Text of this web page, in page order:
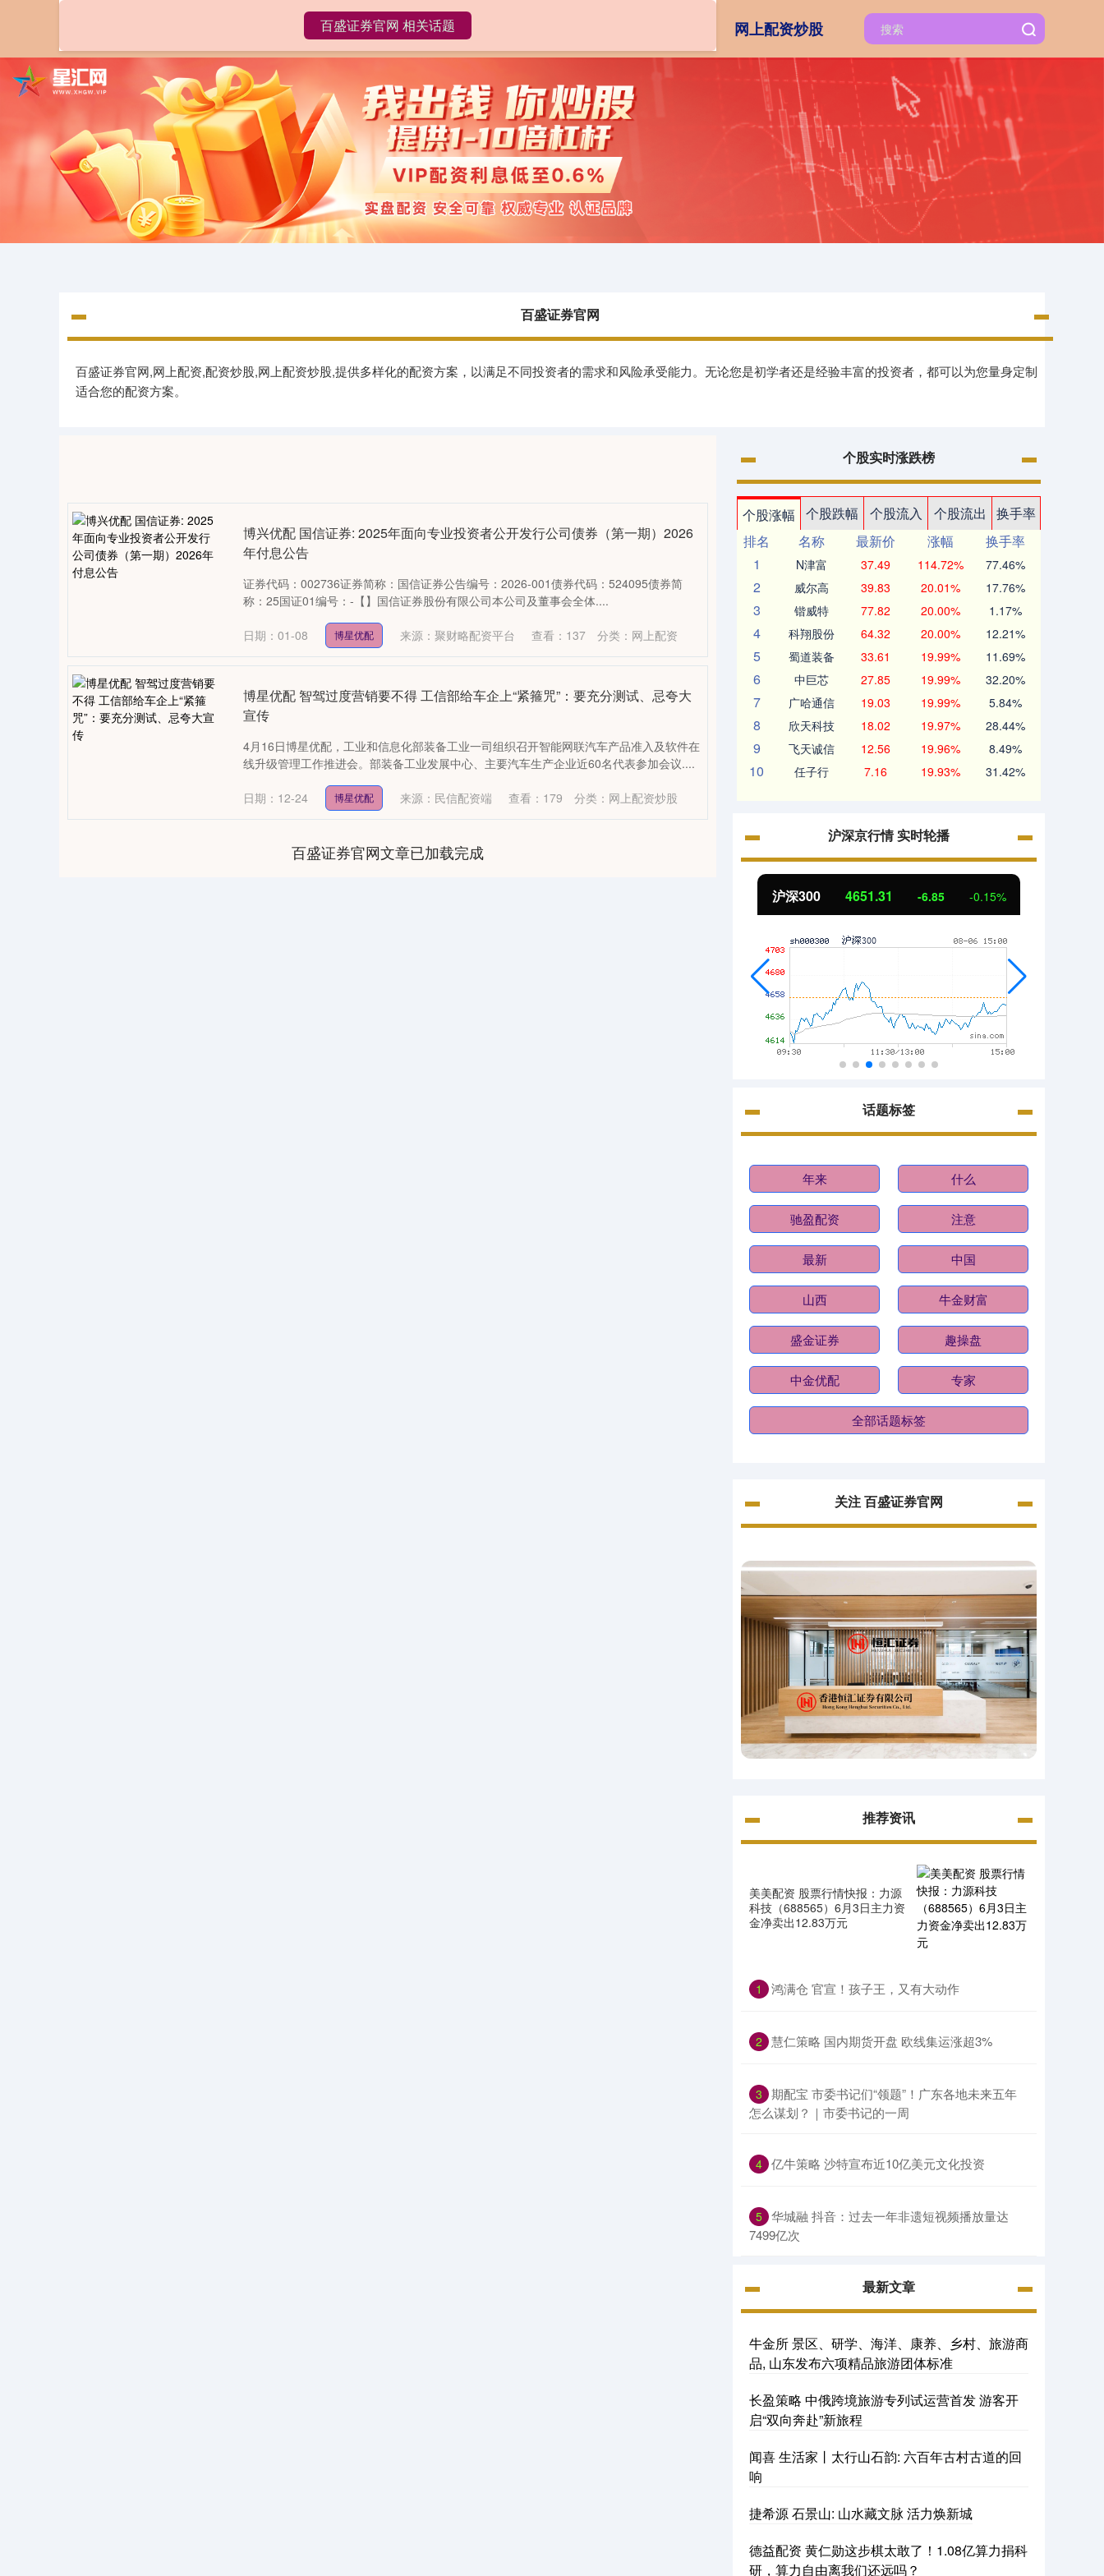
百盛证券官网 网上配资炒股
百盛证券官网
百盛证券官网,网上配资,配资炒股,网上配资炒股,提供多样化的配资方案，以满足不同投资者的需求和风险承受能力。无论您是初学者还是经验丰富的投资者，都可以为您量身定制
适合您的配资方案。
百盛证券官网 相关话题
博兴优配 国信证券: 2025年面向专业投资者公开发行公司债券（第一期）2026
年付息公告
证券代码：002736证券简称：国信证券公告编号：2026-001债券代码：524095债券简
称：25国证01编号：-【】国信证券股份有限公司本公司及董事会全体....
日期：01-08 博星优配 来源：聚财略配资平台 查看： 137 分类： 网上配资
博星优配 智驾过度营销要不得 工信部给车企上“紧箍咒”：要充分测试、忌夸大
宣传
4月16日博星优配，工业和信息化部装备工业一司组织召开智能网联汽车产品准入及软件在
线升级管理工作推进会。部装备工业发展中心、主要汽车生产企业近60名代表参加会议....
日期：12-24 博星优配 来源：民信配资端 查看： 179 分类： 网上配资炒股
百盛证券官网文章已加载完成
个股实时涨跌榜
个股涨幅 个股跌幅 个股流入 个股流出
换手率
排名
名称 最新价 涨幅
换手率
1
N津富 37.49 114.72% 77.46%
2 威尔高 39.83 20.01% 17.76%
3 锴威特 77.82 20.00% 1.17%
4 科翔股份 64.32 20.00% 12.21%
5 蜀道装备 33.61 19.99% 11.69%
6 中巨芯 27.85 19.99% 32.20%
7 广哈通信 19.03 19.99% 5.84%
8 欣天科技 18.02 19.97% 28.44%
9 飞天诚信 12.56 19.96% 8.49%
10 任子行 7.16 19.93% 31.42%
沪深京行情 实时轮播
沪深300 4651.31 -6.85 -0.15%
话题标签
年来 什么
驰盈配资 注意
最新 中国
山西 牛金财富
盛金证券 趣操盘
中金优配 专家
全部话题标签
关注 百盛证券官网
推荐资讯
美美配资 股票行情快报：力源
科技（688565）6月3日主力资
金净卖出12.83万元
1 鸿满仓 官宣！孩子王，又有大动作
2 慧仁策略 国内期货开盘 欧线集运涨超3%
3 期配宝 市委书记们“领题”！广东各地未来五年
怎么谋划？｜市委书记的一周
4 亿牛策略 沙特宣布近10亿美元文化投资
5 华城融 抖音：过去一年非遗短视频播放量达
7499亿次
最新文章
牛金所 景区、研学、海洋、康养、乡村、旅游商
品, 山东发布六项精品旅游团体标准
长盈策略 中俄跨境旅游专列试运营首发 游客开
启“双向奔赴”新旅程
闻喜 生活家丨太行山石韵: 六百年古村古道的回
响
捷希源 石景山: 山水藏文脉 活力焕新城
德益配资 黄仁勋这步棋太敢了！1.08亿算力捐科
研，算力自由离我们还远吗？